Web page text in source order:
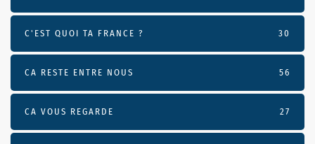
C'EST QUOI TA FRANCE ? 30
CA RESTE ENTRE NOUS 56
CA VOUS REGARDE 27